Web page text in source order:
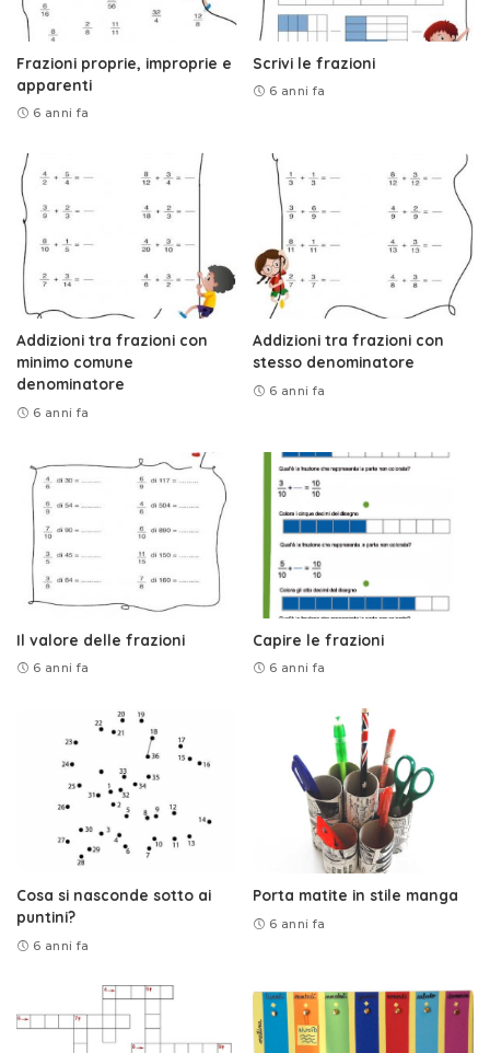
Frazioni proprie, improprie e
apparenti
6 anni fa
Scrivi le frazioni
6 anni fa
Addizioni tra frazioni con
minimo comune
denominatore
6 anni fa
Addizioni tra frazioni con
stesso denominatore
6 anni fa
Il valore delle frazioni
6 anni fa
Capire le frazioni
6 anni fa
Cosa si nasconde sotto ai
puntini?
6 anni fa
Porta matite in stile manga
6 anni fa